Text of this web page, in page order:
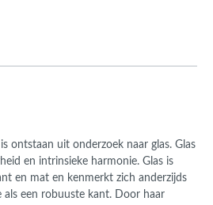
ontstaan uit onderzoek naar glas. Glas
en intrinsieke harmonie. Glas is
en mat en kenmerkt zich anderzijds
als een robuuste kant. Door haar